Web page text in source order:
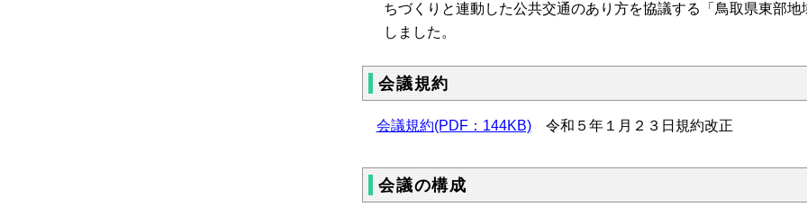
ちづくりと連動した公共交通のあり方を協議する「鳥取県東部
しました。
会議規約
会議規約(PDF：144KB)令和５年１月２３日規約改正
会議の構成